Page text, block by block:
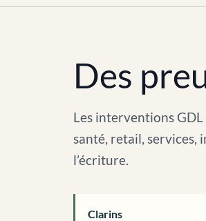
Des
Les interventions GDL
santé, retail, services,
l’écriture.
Clarins